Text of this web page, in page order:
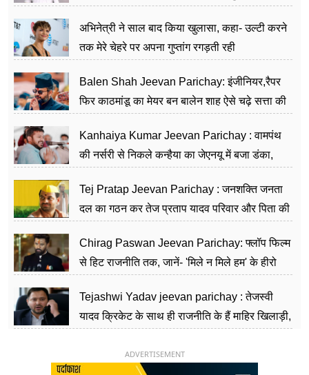
अभिनेत्री ने साल बाद किया खुलासा, कहा- उल्टी करने
तक मेरे चेहरे पर अपना गुप्तांग रगड़ती रही
Balen Shah Jeevan Parichay: इंजीनियर,रैपर
फिर काठमांडू का मेयर बन बालेन शाह ऐसे चढ़े सत्ता की
Kanhaiya Kumar Jeevan Parichay : वामपंथ
की नर्सरी से निकले कन्हैया का जेएनयू में बजा डंका,
Tej Pratap Jeevan Parichay : जनशक्ति जनता
दल का गठन कर तेज प्रताप यादव परिवार और पिता की
Chirag Paswan Jeevan Parichay: फ्लॉप फिल्म
से हिट राजनीति तक, जानें- 'मिले न मिले हम' के हीरो
Tejashwi Yadav jeevan parichay : तेजस्वी
यादव क्रिकेट के साथ ही राजनीति के हैं माहिर खिलाड़ी,
ADVERTISEMENT